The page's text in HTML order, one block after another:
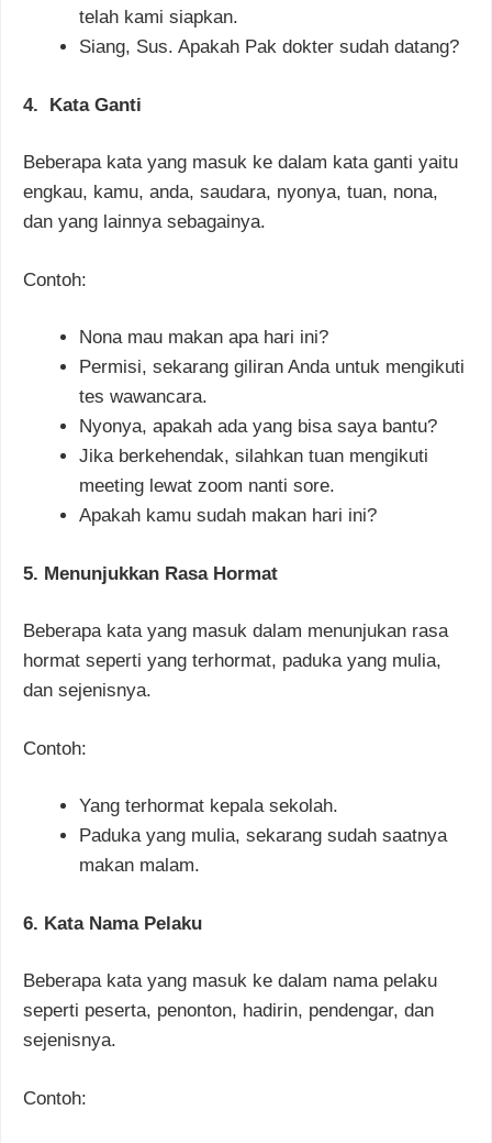
telah kami siapkan.
Siang, Sus. Apakah Pak dokter sudah datang?
4. Kata Ganti
Beberapa kata yang masuk ke dalam kata ganti yaitu
engkau, kamu, anda, saudara, nyonya, tuan, nona,
dan yang lainnya sebagainya.
Contoh:
Nona mau makan apa hari ini?
Permisi, sekarang giliran Anda untuk mengikuti
tes wawancara.
Nyonya, apakah ada yang bisa saya bantu?
Jika berkehendak, silahkan tuan mengikuti
meeting lewat zoom nanti sore.
Apakah kamu sudah makan hari ini?
5. Menunjukkan Rasa Hormat
Beberapa kata yang masuk dalam menunjukan rasa
hormat seperti yang terhormat, paduka yang mulia,
dan sejenisnya.
Contoh:
Yang terhormat kepala sekolah.
Paduka yang mulia, sekarang sudah saatnya
makan malam.
6. Kata Nama Pelaku
Beberapa kata yang masuk ke dalam nama pelaku
seperti peserta, penonton, hadirin, pendengar, dan
sejenisnya.
Contoh: